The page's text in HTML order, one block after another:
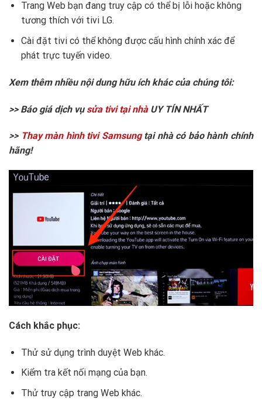
Trang Web bạn đang truy cập có thể bị lỗi hoặc không
tương thích với tivi LG.
Cài đặt tivi có thể không được cấu hình chính xác để
phát trực tuyến video.
Xem thêm nhiều nội dung hữu ích khác của chúng tôi:
>> Báo giá dịch vụ sửa tivi tại nhàUY TÍN NHẤT
>> Thay màn hình tivi Samsungtại nhà có bảo hành chính
hãng!
Cách khắc phục:
Thử sử dụng trình duyệt Web khác.
Kiểm tra kết nối mạng của bạn.
Thử truy cập trang Web khác.